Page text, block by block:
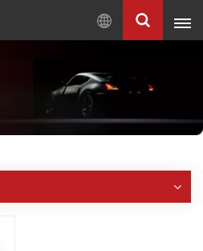
中
English
Pусский العربية
中